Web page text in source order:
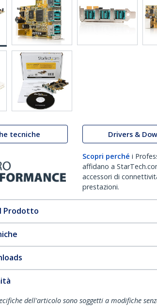
tecniche Drivers &
Scopri perché i
affidano a
accessori di
prestazioni.
Prodotto
dell'articolo sono soggetti a modifiche